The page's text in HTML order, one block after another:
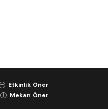
Etkinlik Öner
K Mekan Öner